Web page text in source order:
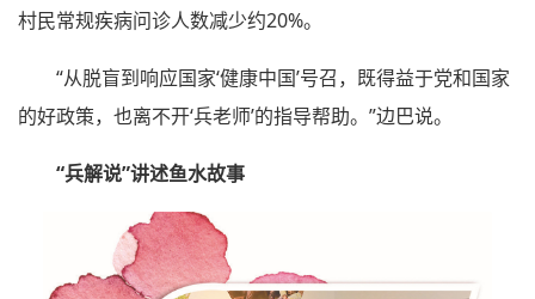
村民常规疾病问诊人数减少约20%。
“从脱盲到响应国家‘健康中国’号召，既得益于党和国家
的好政策，也离不开‘兵老师’的指导帮助。”边巴说。
“兵解说”讲述鱼水故事